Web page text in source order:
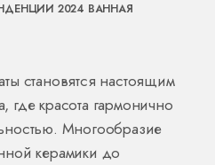
2024 ВАННАЯ
становятся настоящим
где красота гармонично
Многообразие
керамики до